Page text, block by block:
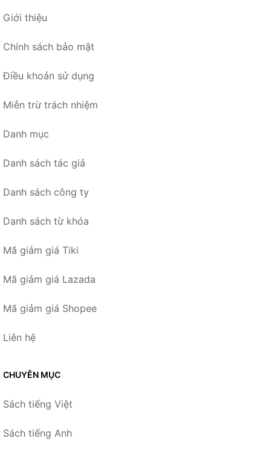
Giới thiệu
Chính sách bảo mật
Điều khoản sử dụng
Miễn trừ trách nhiệm
Danh mục
Danh sách tác giả
Danh sách công ty
Danh sách từ khóa
Mã giảm giá Tiki
Mã giảm giá Lazada
Mã giảm giá Shopee
Liên hệ
CHUYÊN MỤC
Sách tiếng Việt
Sách tiếng Anh